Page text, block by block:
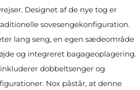
Designet af de nye tog er
sovesengekonfiguration.
lang seng, en egen sædeområde
og integreret bagageoplagering.
dobbeltsenger og
Nox påstår, at denne